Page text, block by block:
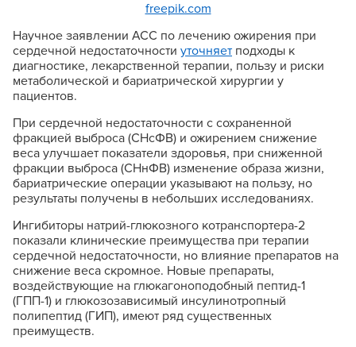
freepik.com
Научное заявлении ACC по лечению ожирения при
сердечной недостаточности уточняет подходы к
диагностике, лекарственной терапии, пользу и риски
метаболической и бариатрической хирургии у
пациентов.
При сердечной недостаточности с сохраненной
фракцией выброса (СНсФВ) и ожирением снижение
веса улучшает показатели здоровья, при сниженной
фракции выброса (СНнФВ) изменение образа жизни,
бариатрические операции указывают на пользу, но
результаты получены в небольших исследованиях.
Ингибиторы натрий-глюкозного котранспортера-2
показали клинические преимущества при терапии
сердечной недостаточности, но влияние препаратов на
снижение веса скромное. Новые препараты,
воздействующие на глюкагоноподобный пептид-1
(ГПП-1) и глюкозозависимый инсулинотропный
полипептид (ГИП), имеют ряд существенных
преимуществ.